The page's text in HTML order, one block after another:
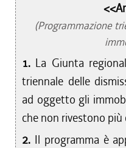
(Programmazione
1. La Giunta
triennale delle
ad oggetto gli
che non rivestono
2. Il programma è